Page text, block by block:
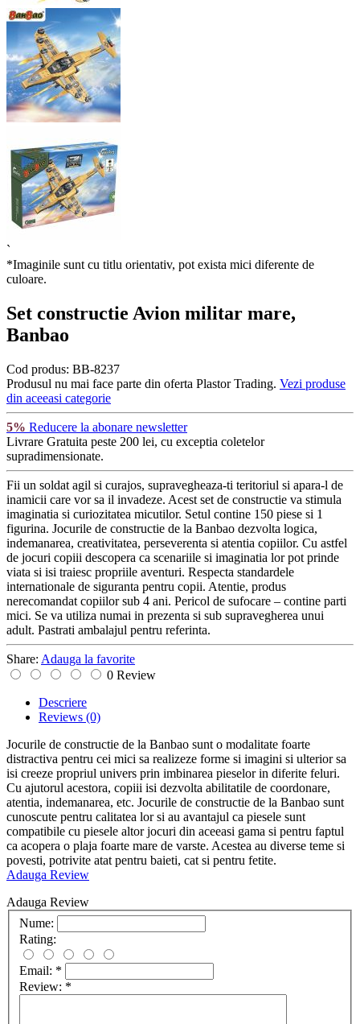
`
*Imaginile sunt cu titlu orientativ, pot exista mici diferente de
culoare.
Set constructie Avion militar mare,
Banbao
Cod produs: BB-8237
Produsul nu mai face parte din oferta Plastor Trading. Vezi produse
din aceeasi categorie
5% Reducere la abonare newsletter
Livrare Gratuita peste 200 lei, cu exceptia coletelor
supradimensionate.
Fii un soldat agil si curajos, supravegheaza-ti teritoriul si apara-l de
inamicii care vor sa il invadeze. Acest set de constructie va stimula
imaginatia si curiozitatea micutilor. Setul contine 150 piese si 1
figurina. Jocurile de constructie de la Banbao dezvolta logica,
indemanarea, creativitatea, perseverenta si atentia copiilor. Cu astfel
de jocuri copiii descopera ca scenariile si imaginatia lor pot prinde
viata si isi traiesc propriile aventuri. Respecta standardele
internationale de siguranta pentru copii. Atentie, produs
nerecomandat copiilor sub 4 ani. Pericol de sufocare – contine parti
mici. Se va utiliza numai in prezenta si sub supravegherea unui
adult. Pastrati ambalajul pentru referinta.
Share: Adauga la favorite
0 Review
Descriere
Reviews (0)
Jocurile de constructie de la Banbao sunt o modalitate foarte
distractiva pentru cei mici sa realizeze forme si imagini si ulterior sa
isi creeze propriul univers prin imbinarea pieselor in diferite feluri.
Cu ajutorul acestora, copiii isi dezvolta abilitatile de coordonare,
atentia, indemanarea, etc. Jocurile de constructie de la Banbao sunt
cunoscute pentru calitatea lor si au avantajul ca piesele sunt
compatibile cu piesele altor jocuri din aceeasi gama si pentru faptul
ca acopera o plaja foarte mare de varste. Acestea au diverse teme si
povesti, potrivite atat pentru baieti, cat si pentru fetite.
Adauga Review
Adauga Review
Nume:
Rating:
Email: *
Review: *